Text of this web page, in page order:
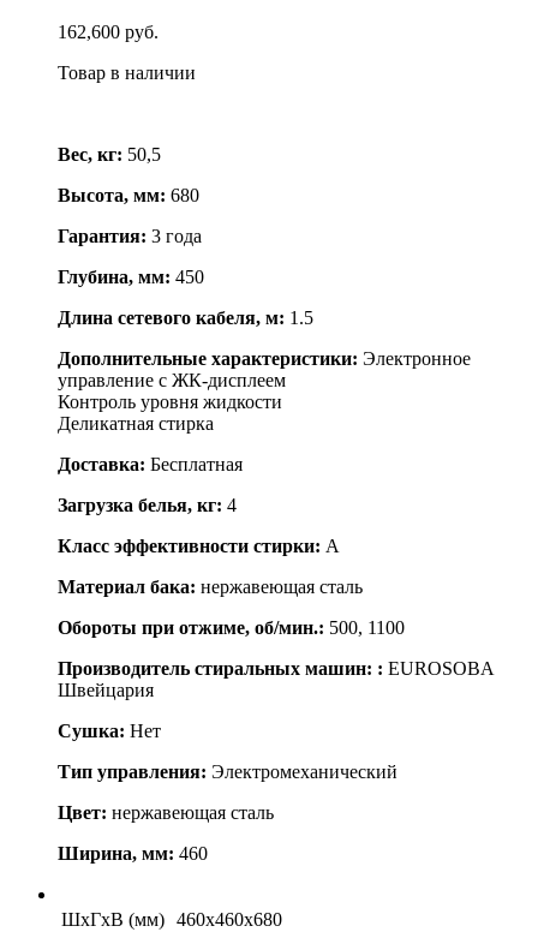
162,600 руб.
Товар в наличии
Вес, кг: 50,5
Высота, мм: 680
Гарантия: 3 года
Глубина, мм: 450
Длина сетевого кабеля, м: 1.5
Дополнительные характеристики: Электронное
управление с ЖК-дисплеем
Контроль уровня жидкости
Деликатная стирка
Доставка: Бесплатная
Загрузка белья, кг: 4
Класс эффективности стирки: A
Материал бака: нержавеющая сталь
Обороты при отжиме, об/мин.: 500, 1100
Производитель стиральных машин: : EUROSOBA
Швейцария
Сушка: Нет
Тип управления: Электромеханический
Цвет: нержавеющая сталь
Ширина, мм: 460
ШхГхВ (мм) 460x460x680